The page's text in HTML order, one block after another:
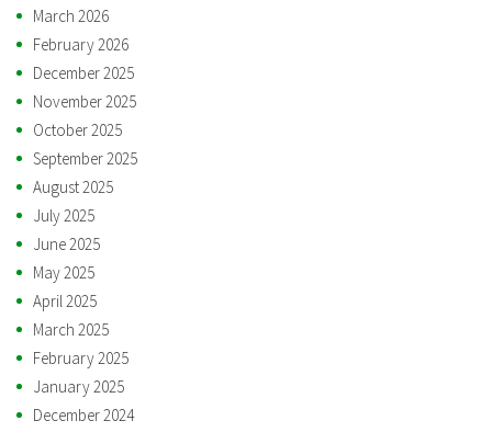
March 2026
February 2026
December 2025
November 2025
October 2025
September 2025
August 2025
July 2025
June 2025
May 2025
April 2025
March 2025
February 2025
January 2025
December 2024